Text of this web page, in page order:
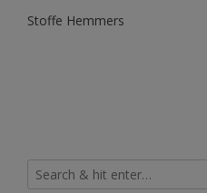
Stoffe Hemmers